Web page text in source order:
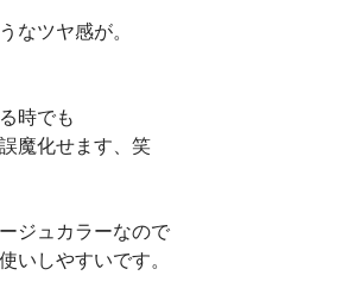
なツヤ感が。
時でも
魔化せます、笑
ジュカラーなので
いしやすいです。